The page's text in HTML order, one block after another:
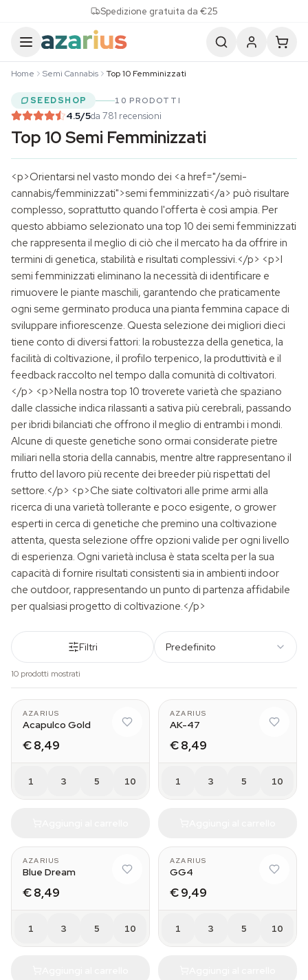
Spedizione gratuita da €25
Home Semi Cannabis Top 10 Femminizzati
SEEDSHOP 10 PRODOTTI
4.5/5da 781 recensioni
Top 10 Semi Femminizzati
<p>Orientarsi nel vasto mondo dei <a href="/semi-
cannabis/femminizzati">semi femminizzati</a> può risultare
complesso, soprattutto quando l'offerta è così ampia. Per
questo abbiamo selezionato una top 10 dei semi femminizzati
che rappresenta il meglio di ciò che il mercato ha da offrire in
termini di genetica, stabilità e risultati complessivi.</p> <p>I
semi femminizzati eliminano la necessità di identificare e
rimuovere le piante maschili, garantendo che praticamente
ogni seme germinato produca una pianta femmina capace di
sviluppare infiorescenze. Questa selezione dei migliori dieci
tiene conto di diversi fattori: la robustezza della genetica, la
facilità di coltivazione, il profilo terpenico, la produttività e il
feedback raccolto nel tempo dalla comunità di coltivatori.
</p> <p>Nella nostra top 10 troverete varietà che spaziano
dalle classiche indica rilassanti a sativa più cerebrali, passando
per ibridi bilanciati che offrono il meglio di entrambi i mondi.
Alcune di queste genetiche sono ormai considerate pietre
miliari nella storia della cannabis, mentre altre rappresentano il
frutto del lavoro più recente dei breeder più rispettati del
settore.</p> <p>Che siate coltivatori alle prime armi alla
ricerca di una varietà tollerante e poco esigente, o grower
esperti in cerca di genetiche che premino una coltivazione
attenta, questa selezione offre opzioni valide per ogni livello
di esperienza. Ogni varietà inclusa è stata scelta per la sua
capacità di fornire risultati consistenti sia in ambienti indoor
che outdoor, rappresentando un punto di partenza affidabile
per qualsiasi progetto di coltivazione.</p>
Filtri Predefinito
10 prodotti mostrati
AZARIUS
Acapulco Gold
€ 8,49
1 3 5 10
AZARIUS
AK-47
€ 8,49
1 3 5 10
AZARIUS
Blue Dream
€ 8,49
1 3 5 10
AZARIUS
GG4
€ 9,49
1 3 5 10